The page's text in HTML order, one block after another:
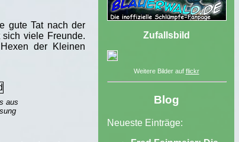
gute Tat nach der
viele Freunde.
der Kleinen
aus
Zufallsbild
Weitere Bilder auf flickr
Blog
Neueste Einträge: